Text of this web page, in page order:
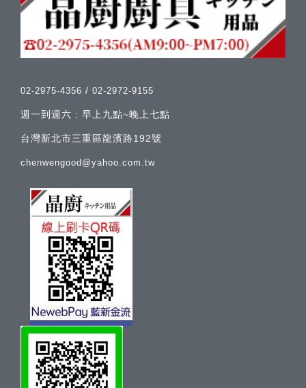
02-2975-4356 / 02-2972-9155
週一到週六 : 早上九點~晚上七點
台灣新北市三重區龍濱路192號
chenwengood@yahoo.com.tw